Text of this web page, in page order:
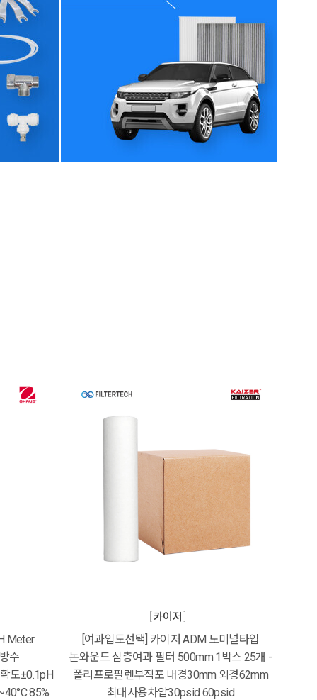
Meter
수
도±0.1pH
85%
카이저
[여과입도선택] 카이저 ADM 노미널타입
논와운드 심층여과 필터 500mm 1박스 25개 -
폴리프로필렌부직포 내경30mm 외경62mm
최대사용차압30psid 60psid